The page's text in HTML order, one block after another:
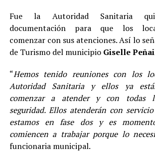
Fue la Autoridad Sanitaria
documentación para que los
comenzar con sus atenciones. Así lo
de Turismo del municipio Giselle
“Hemos tenido reuniones con los
Autoridad Sanitaria y ellos ya
comenzar a atender y con todas
seguridad. Ellos atenderán con
estamos en fase dos y es
comiencen a trabajar porque lo
funcionaria municipal.